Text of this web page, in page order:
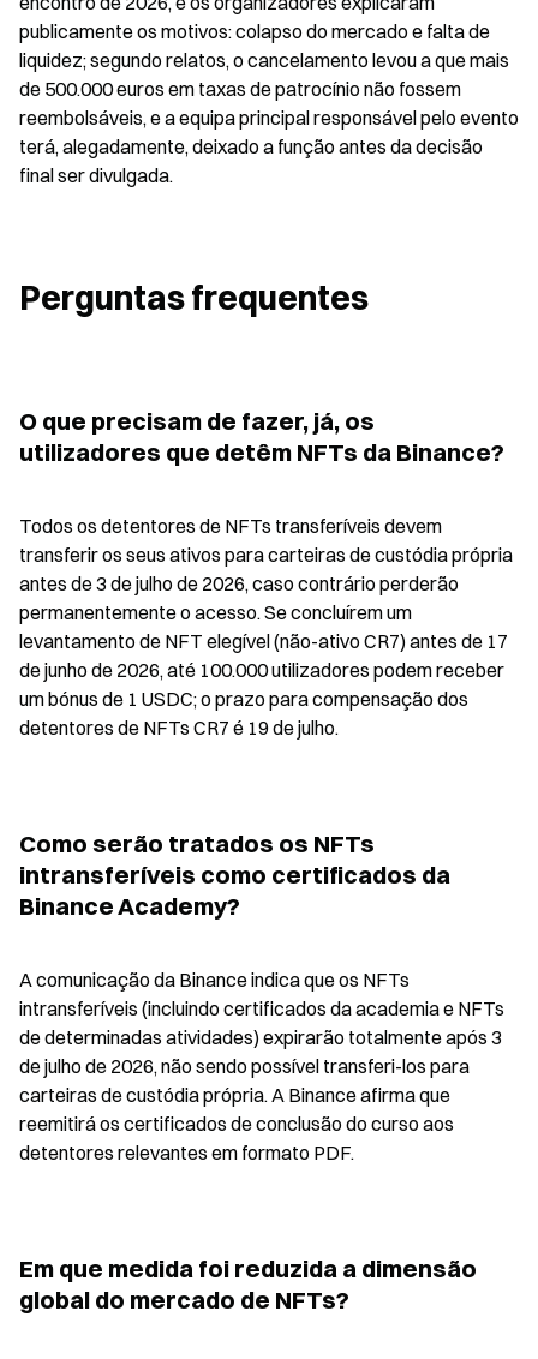
publicamente os motivos: colapso do mercado e falta de
liquidez; segundo relatos, o cancelamento levou a que mais
de 500.000 euros em taxas de patrocínio não fossem
reembolsáveis, e a equipa principal responsável pelo evento
terá, alegadamente, deixado a função antes da decisão
final ser divulgada.
Perguntas frequentes
O que precisam de fazer, já, os
utilizadores que detêm NFTs da Binance?
Todos os detentores de NFTs transferíveis devem
transferir os seus ativos para carteiras de custódia própria
antes de 3 de julho de 2026, caso contrário perderão
permanentemente o acesso. Se concluírem um
levantamento de NFT elegível (não-ativo CR7) antes de 17
de junho de 2026, até 100.000 utilizadores podem receber
um bónus de 1 USDC; o prazo para compensação dos
detentores de NFTs CR7 é 19 de julho.
Como serão tratados os NFTs
intransferíveis como certificados da
Binance Academy?
A comunicação da Binance indica que os NFTs
intransferíveis (incluindo certificados da academia e NFTs
de determinadas atividades) expirarão totalmente após 3
de julho de 2026, não sendo possível transferi-los para
carteiras de custódia própria. A Binance afirma que
reemitirá os certificados de conclusão do curso aos
detentores relevantes em formato PDF.
Em que medida foi reduzida a dimensão
global do mercado de NFTs?